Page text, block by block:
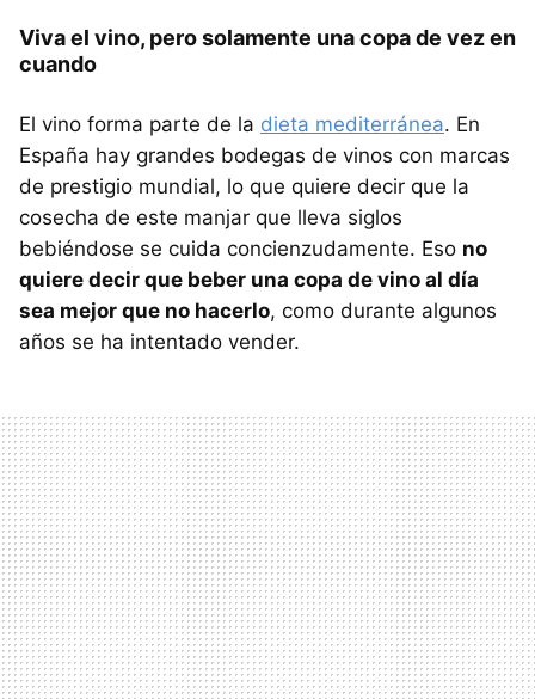
Viva el vino, pero solamente una copa de vez en
cuando
El vino forma parte de la dieta mediterránea. En
España hay grandes bodegas de vinos con marcas
de prestigio mundial, lo que quiere decir que la
cosecha de este manjar que lleva siglos
bebiéndose se cuida concienzudamente. Eso no
quiere decir que beber una copa de vino al día
sea mejor que no hacerlo, como durante algunos
años se ha intentado vender.